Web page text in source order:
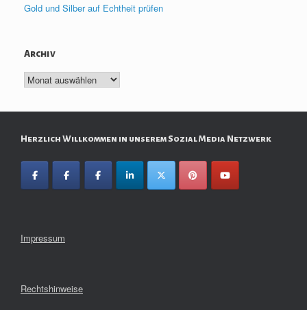
Gold und Silber auf Echtheit prüfen
Archiv
Archiv
Herzlich Willkommen in unserem Sozial Media Netzwerk
Impressum
Rechtshinweise